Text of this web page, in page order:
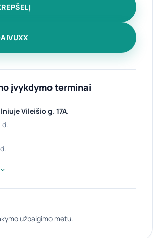
įvykdymo terminai
Vileišio g. 17A.
užbaigimo metu.